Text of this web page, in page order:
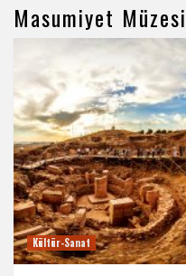
Masumiyet Müzesi
Kültür-Sanat